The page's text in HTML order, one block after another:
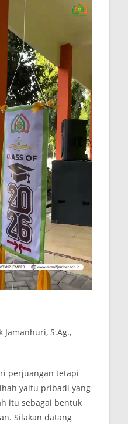
S.Ag.,
perjuangan tetapi
yaitu pribadi yang
itu sebagai bentuk
Silakan datang